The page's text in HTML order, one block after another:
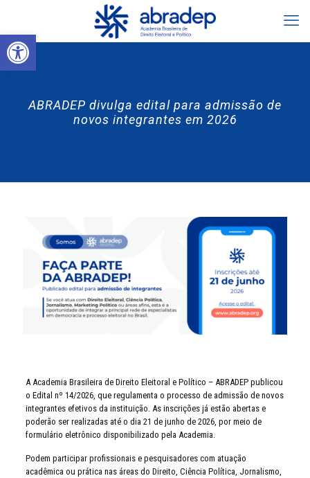
Abrir a barra de ferramentas
ABRADEP divulga edital para admissão de
novos integrantes em 2026
A Academia Brasileira de Direito Eleitoral e Político – ABRADEP publicou
o Edital nº 14/2026, que regulamenta o processo de admissão de novos
integrantes efetivos da instituição. As inscrições já estão abertas e
poderão ser realizadas até o dia 21 de junho de 2026, por meio de
formulário eletrônico disponibilizado pela Academia.
Podem participar profissionais e pesquisadores com atuação
acadêmica ou prática nas áreas do Direito, Ciência Política, Jornalismo,